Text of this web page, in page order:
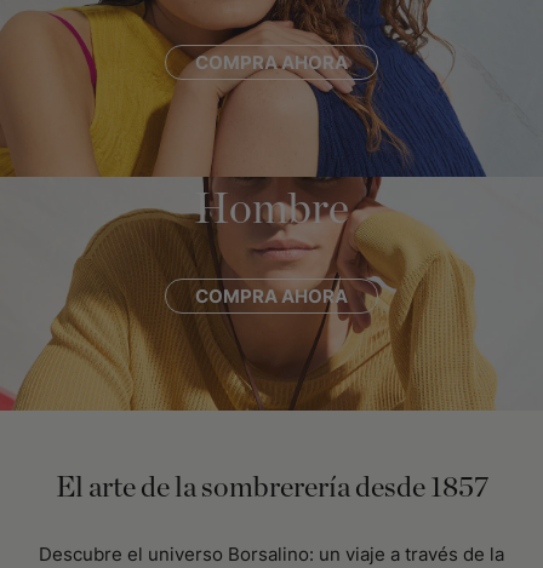
COMPRA AHORA
Hombre
COMPRA AHORA
El arte de la sombrerería desde 1857
Descubre el universo Borsalino: un viaje a través de la